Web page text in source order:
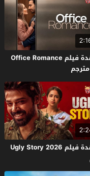
مشاهدة فيلم Office Romance
مشاهدة فيلم Ugly Story 2026